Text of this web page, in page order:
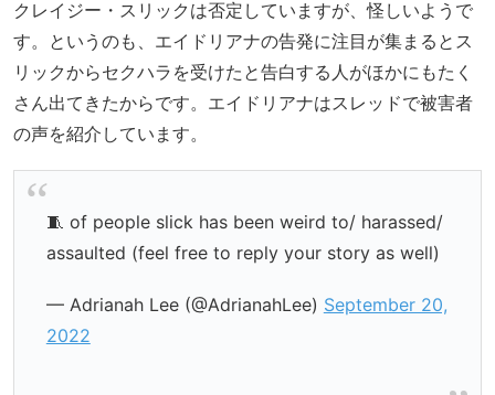
クレイジー・スリックは否定していますが、怪しいようで
す。というのも、エイドリアナの告発に注目が集まるとス
リックからセクハラを受けたと告白する人がほかにもたく
さん出てきたからです。エイドリアナはスレッドで被害者
の声を紹介しています。
🧵 of people slick has been weird to/ harassed/
assaulted (feel free to reply your story as well)
— Adrianah Lee (@AdrianahLee) September 20,
2022